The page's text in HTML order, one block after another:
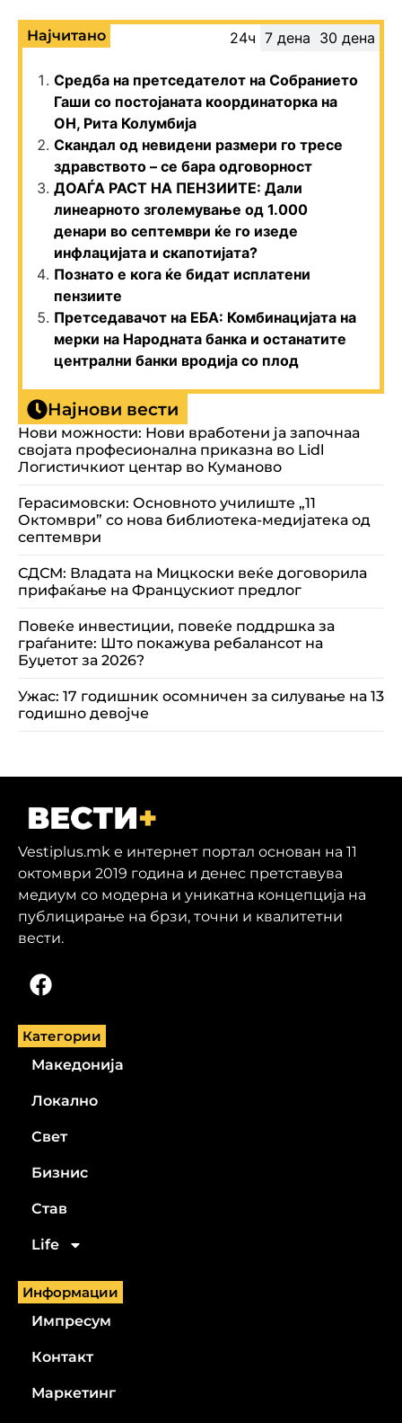
Најчитано 24ч 7 дена 30 дена
Средба на претседателот на Собранието
Гаши со постојаната координаторка на
ОН, Рита Колумбија
Скандал од невидени размери го тресе
здравството – се бара одговорност
ДОАЃА РАСТ НА ПЕНЗИИТЕ: Дали
линеарното зголемување од 1.000
денари во септември ќе го изеде
инфлацијата и скапотијата?
Познато е кога ќе бидат исплатени
пензиите
Претседавачот на ЕБА: Комбинацијата на
мерки на Народната банка и останатите
централни банки вродија со плод
Најнови вести
Нови можности: Нови вработени ја започнаа
својата професионална приказна во Lidl
Логистичкиот центар во Куманово
Герасимовски: Основното училиште „11
Октомври” со нова библиотека-медијатека од
септември
СДСМ: Владата на Мицкоски веќе договорила
прифаќање на Францускиот предлог
Повеќе инвестиции, повеќе поддршка за
граѓаните: Што покажува ребалансот на
Буџетот за 2026?
Ужас: 17 годишник осомничен за силување на 13
годишно девојче
Vestiplus.mk е интернет портал основан на 11
октомври 2019 година и денес претставува
медиум со модерна и уникатна концепција на
публицирање на брзи, точни и квалитетни
вести.
Категории
Македонија
Локално
Свет
Бизнис
Став
Life
Информации
Импресум
Контакт
Маркетинг